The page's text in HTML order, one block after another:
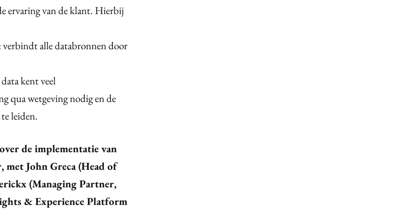
ervaring van de klant. Hierbij
alle databronnen door
kent veel
qua wetgeving nodig en de
leiden.
de implementatie van
John Greca (Head of
(Managing Partner,
& Experience Platform